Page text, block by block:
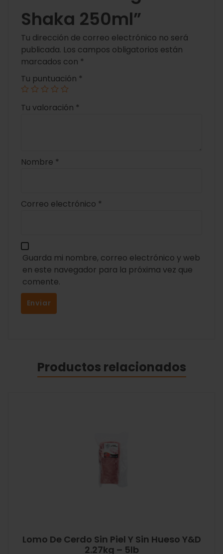
Shaka 250ml”
Tu dirección de correo electrónico no será
publicada. Los campos obligatorios están
marcados con *
Tu puntuación *
Tu valoración *
Nombre *
Correo electrónico *
Guarda mi nombre, correo electrónico y web
en este navegador para la próxima vez que
comente.
Productos relacionados
Lomo De Cerdo Sin Piel Y Sin Hueso Y&D
2.27kg – 5lb